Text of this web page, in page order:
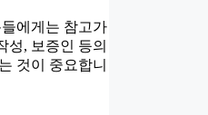
에게는 참고가
성, 보증인 등의
것이 중요합니